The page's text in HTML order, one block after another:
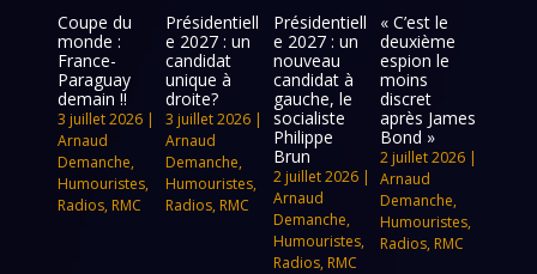
Coupe du
monde :
France-
Paraguay
demain !!
3 juillet 2026 |
Arnaud
Demanche,
Humouristes,
Radios, RMC
Présidentiell
e 2027 : un
candidat
unique à
droite?
3 juillet 2026|
Arnaud
Demanche,
Humouristes,
Radios, RMC
Présidentiell
e 2027 : un
nouveau
candidat à
gauche, le
socialiste
Philippe
Brun
2 juillet 2026|
Arnaud
Demanche,
Humouristes,
Radios, RMC
« C’est le
deuxième
espion le
moins
discret
après James
Bond »
2 juillet 2026 |
Arnaud
Demanche,
Humouristes,
Radios, RMC